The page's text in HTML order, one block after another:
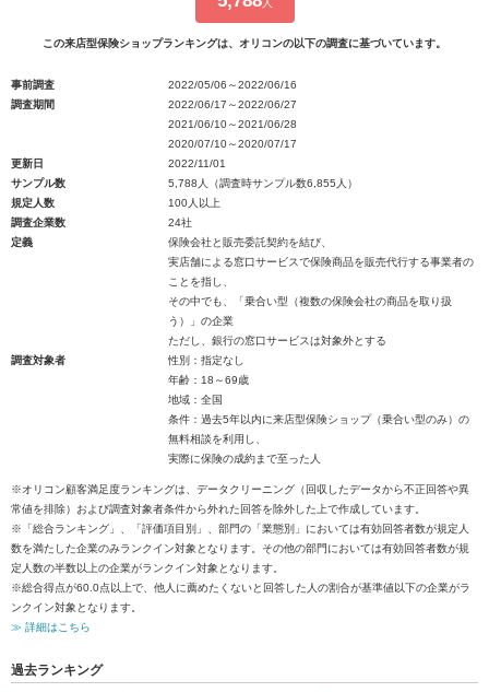
人
この来店型保険ショップランキングは、オリコンの以下の調査に基づいています。
事前調査
2022/05/06～2022/06/16
調査期間
2022/06/17～2022/06/27
2021/06/10～2021/06/28
2020/07/10～2020/07/17
更新日
2022/11/01
サンプル数
5,788人（調査時サンプル数6,855人）
規定人数
100人以上
調査企業数
24社
定義
保険会社と販売委託契約を結び、
実店舗による窓口サービスで保険商品を販売代行する事業者の
ことを指し、
その中でも、「乗合い型（複数の保険会社の商品を取り扱
う）」の企業
ただし、銀行の窓口サービスは対象外とする
調査対象者
性別：指定なし
年齢：18～69歳
地域：全国
条件：過去5年以内に来店型保険ショップ（乗合い型のみ）の
無料相談を利用し、
実際に保険の成約まで至った人
※オリコン顧客満足度ランキングは、データクリーニング（回収したデータから不正回答や異
常値を排除）および調査対象者条件から外れた回答を除外した上で作成しています。
※「総合ランキング」、「評価項目別」、部門の「業態別」においては有効回答者数が規定人
数を満たした企業のみランクイン対象となります。その他の部門においては有効回答者数が規
定人数の半数以上の企業がランクイン対象となります。
※総合得点が60.0点以上で、他人に薦めたくないと回答した人の割合が基準値以下の企業がラ
ンクイン対象となります。
≫ 詳細はこちら
過去ランキング